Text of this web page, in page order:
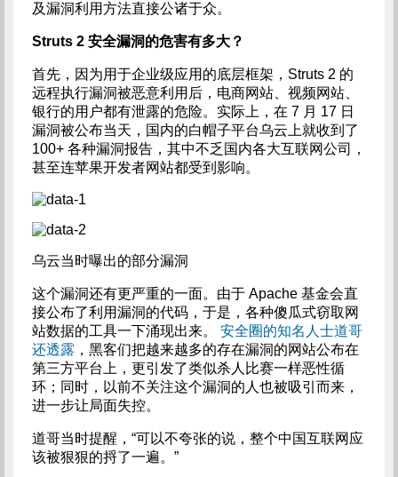
及漏洞利用方法直接公诸于众。
Struts 2 安全漏洞的危害有多大？
首先，因为用于企业级应用的底层框架，Struts 2 的
远程执行漏洞被恶意利用后，电商网站、视频网站、
银行的用户都有泄露的危险。实际上，在 7 月 17 日
漏洞被公布当天，国内的白帽子平台乌云上就收到了
100+ 各种漏洞报告，其中不乏国内各大互联网公司，
甚至连苹果开发者网站都受到影响。
乌云当时曝出的部分漏洞
这个漏洞还有更严重的一面。由于 Apache 基金会直
接公布了利用漏洞的代码，于是，各种傻瓜式窃取网
站数据的工具一下涌现出来。 安全圈的知名人士道哥
还透露 ，黑客们把越来越多的存在漏洞的网站公布在
第三方平台上，更引发了类似杀人比赛一样恶性循
环；同时，以前不关注这个漏洞的人也被吸引而来，
进一步让局面失控。
道哥当时提醒，“可以不夸张的说，整个中国互联网应
该被狠狠的捋了一遍。”